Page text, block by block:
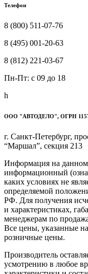
Телефон
8 (800) 511-07-76
8 (495) 001-20-63
8 (812) 221-03-67
Пн-Пт: c 09 до 18
h
ООО "АВТОДЕЛО", ОГРН
г. Санкт-Петербург,
“Маршал”, секция 213
Информация на данном
информационный
каких условиях не
определяемой
РФ. Для получения
и характеристиках,
менеджерам по
Все цены, указанные
розничные цены.
Производитель
усмотрению в любое